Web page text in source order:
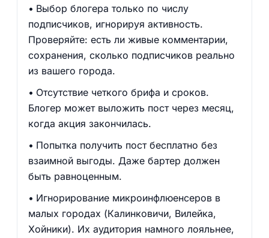
Выбор блогера только по числу
подписчиков, игнорируя активность.
Проверяйте: есть ли живые комментарии,
сохранения, сколько подписчиков реально
из вашего города.
Отсутствие четкого брифа и сроков.
Блогер может выложить пост через месяц,
когда акция закончилась.
Попытка получить пост бесплатно без
взаимной выгоды. Даже бартер должен
быть равноценным.
Игнорирование микроинфлюенсеров в
малых городах (Калинковичи, Вилейка,
Хойники). Их аудитория намного лояльнее,